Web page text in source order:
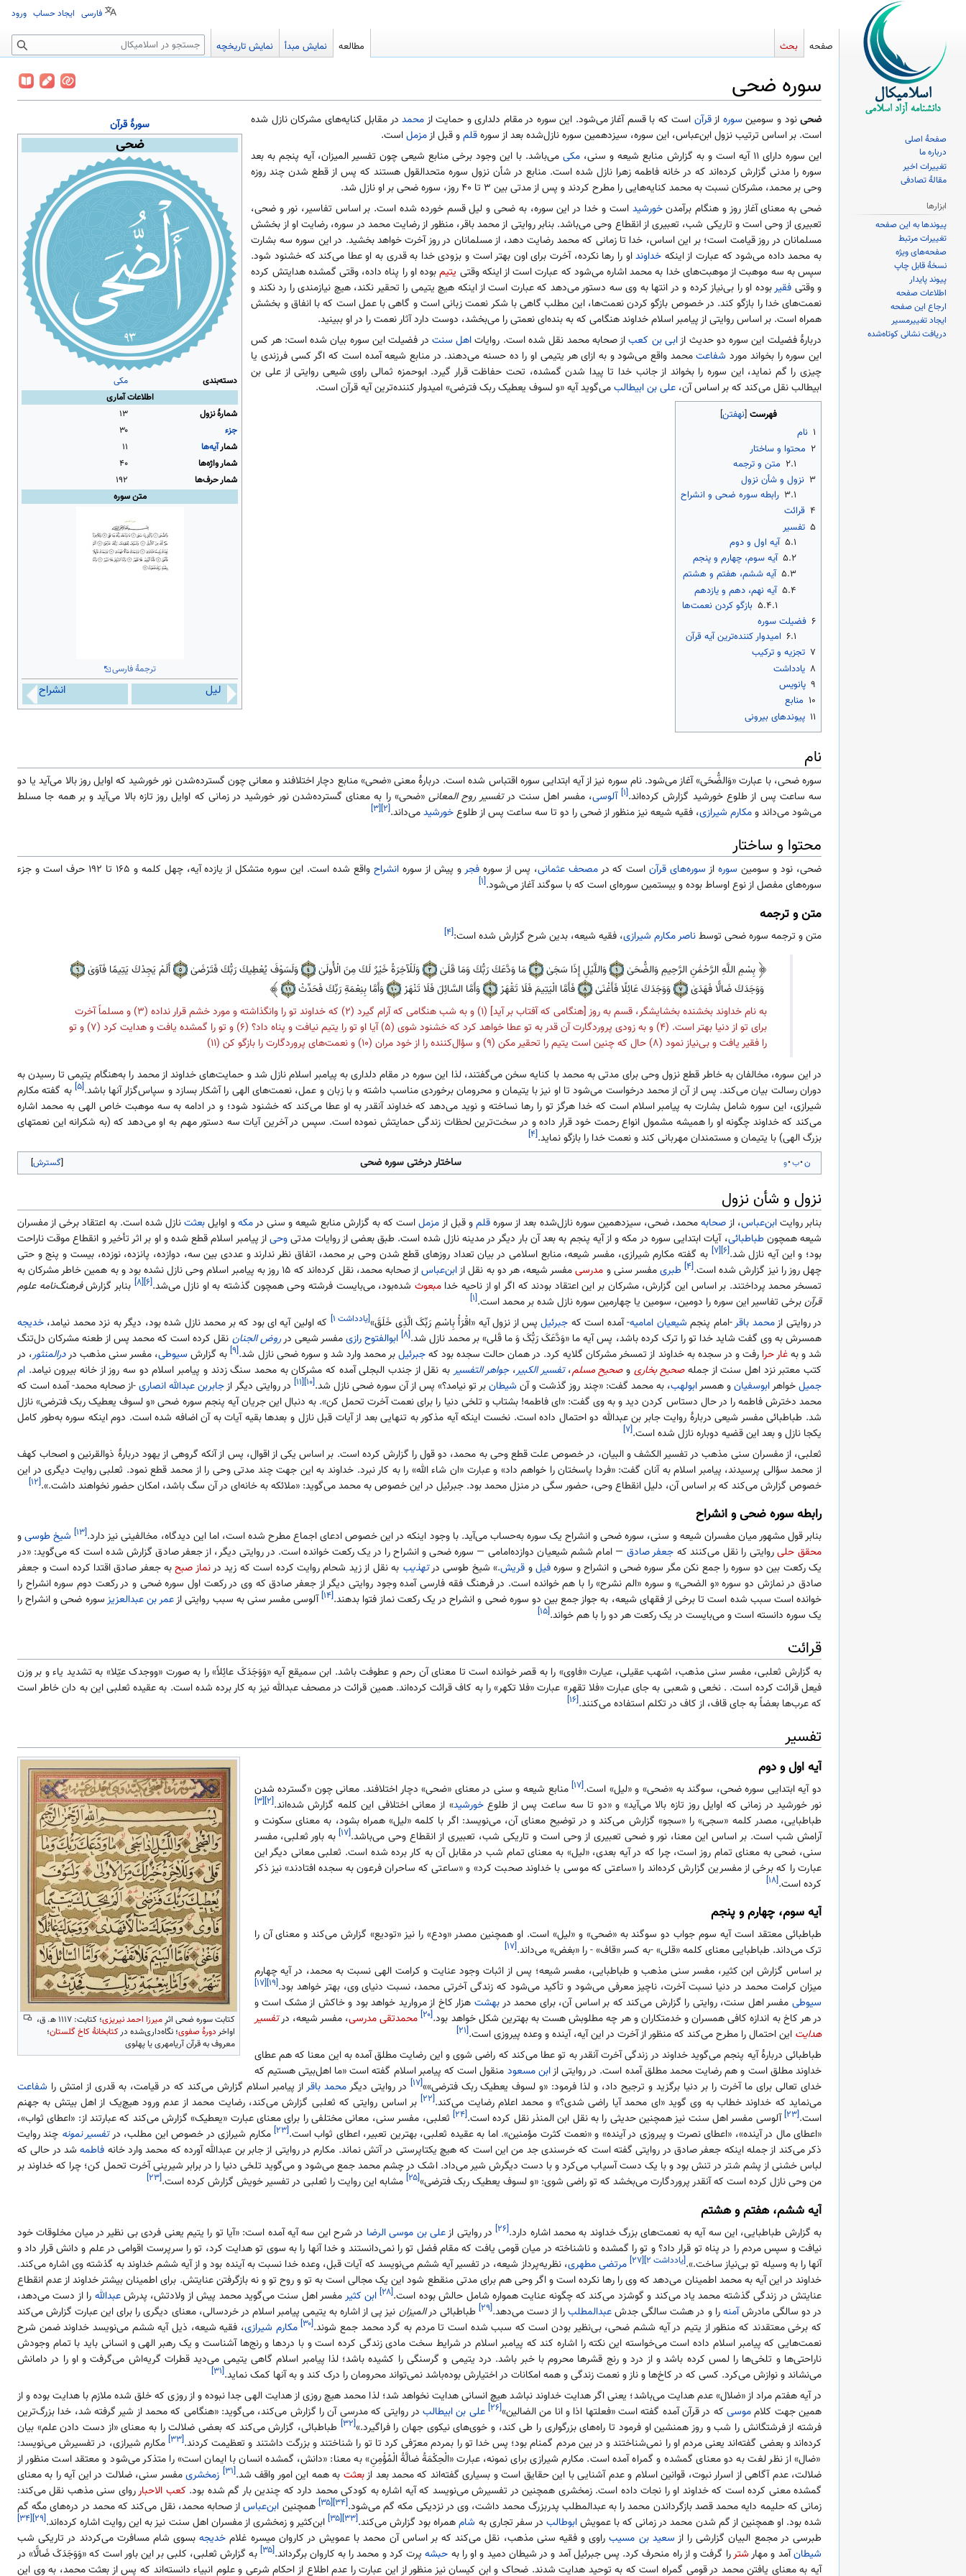
سوره ضحی
پرش
به
ناوبری
پرش
به
جستجو
سورهٔقرآن
ضحی
دسته‌بندی
مکی
اطلاعات آماری
شمارهٔ نزول
۱۳
جزء
۳۰
شمارآیه‌ها
۱۱
شمار واژه‌ها
۴۰
شمار حرف‌ها
۱۹۲
متن سوره
ترجمهٔ فارسی
لیل انشراح
ضحینود و سومین سوره ازقرآن است که با قسم آغاز می‌شود. این سوره در مقام دلداری و حمایت ازمحمددر مقابل کنایه‌های مشرکان نازل شده
است. بر اساس ترتیب نزول ابن‌عباس، این سوره، سیزدهمین سوره نازل‌شده بعد از سورهقلمو قبل ازمزملاست.
این سوره دارای ۱۱ آیه است و به گزارش منابع شیعه و سنی،
مکیمی‌باشد. با این وجود برخی منابع شیعی چون تفسیر المیزان، آیه پنجم به بعد
سوره را مدنی گزارش کرده‌اند که در خانه فاطمه زهرا نازل شده است. منابع در شأن نزول سوره متحدالقول هستند که پس از قطع شدن چند روزه
وحی بر محمد، مشرکان نسبت به محمد کنایه‌هایی را مطرح کردند و پس از مدتی بین ۳ تا ۴۰ روز، سوره ضحی بر او نازل شد.
ضحی به معنای آغاز روز و هنگام برآمدنخورشید است و خدا در این سوره، به ضحی و لیل قسم خورده شده است. بر اساس تفاسیر، نور و ضحی،
تعبیری از وحی است و تاریکی شب، تعبیری از انقطاع وحی می‌باشد. بنابر روایتی از محمد باقر، منظور از رضایت محمد در سوره، رضایت او از بخشش
مسلمانان در روز قیامت است؛ بر این اساس، خدا تا زمانی که محمد رضایت دهد، از مسلمانان در روز آخرت خواهد بخشید. در این سوره سه بشارت
به محمد داده می‌شود که عبارت از اینکه خداونداو را رها نکرده، آخرت برای اون بهتر است و بزودی خدا به قدری به او عطا می‌کند که خشنود شود.
سپس به سه موهبت از موهبت‌های خدا به محمد اشاره می‌شود که عبارت است از اینکه وقتی یتیمبوده او را پناه داده، وقتی گمشده هدایتش کرده
و وقتی فقیربوده او را بی‌نیاز کرده و در انتها به وی سه دستور می‌دهد که عبارت است از اینکه هیچ یتیمی را تحقیر نکند، هیچ نیازمندی را رد نکند و
نعمت‌های خدا را بازگو کند. در خصوص بازگو کردن نعمت‌ها، این مطلب گاهی با شکر نعمت زبانی است و گاهی با عمل است که با انفاق و بخشش
همراه است. بر اساس روایتی از پیامبر اسلام خداوند هنگامی که به بنده‌ای نعمتی را می‌بخشد، دوست دارد آثار نعمت را در او ببینید.
دربارهٔ فضیلت این سوره دو حدیث ازابی بن کعباز صحابه محمد نقل شده است. روایاتاهل سنت در فضیلت این سوره بیان شده است: هر کس
این سوره را بخواند مورد شفاعتمحمد واقع می‌شود و به ازای هر یتیمی او را ده حسنه می‌دهند. در منابع شیعه آمده است که اگر کسی فرزندی یا
چیزی را گم نماید، این سوره را بخواند از جانب خدا تا پیدا شدن گمشده، تحت حفاظت قرار گیرد. ابوحمزه ثمالی راوی شیعی روایتی از علی بن
ابیطالب نقل می‌کند که بر اساس آن، علی بن ابیطالبمی‌گوید آیه «و لسوف یعطیک ربک فترضی» امیدوار کننده‌ترین آیه قرآن است.
فهرست
۱ نام
۲ محتوا و ساختار
۲.۱ متن و ترجمه
۳ نزول و شأن نزول
۳.۱ رابطه سوره ضحی و انشراح
۴ قرائت
۵ تفسیر
۵.۱ آیه اول و دوم
۵.۲ آیه سوم، چهارم و پنجم
۵.۳ آیه ششم، هفتم و هشتم
۵.۴ آیه نهم، دهم و یازدهم
۵.۴.۱ بازگو کردن نعمت‌ها
۶ فضیلت سوره
۶.۱ امیدوار کننده‌ترین آیه قرآن
۷ تجزیه و ترکیب
۸ یادداشت
۹ پانویس
۱۰ منابع
۱۱ پیوندهای بیرونی
نام
سوره ضحی، با عبارت «وَالضُّحَی» آغاز می‌شود. نام سوره نیز از آیه ابتدایی سوره اقتباس شده است. دربارهٔ معنی «ضحی» منابع دچار اختلافند و معانی چون گسترده‌شدن نور خورشید که اوایل روز بالا می‌آید یا دو
سه ساعت پس از طلوع خورشید گزارش کرده‌اند.[۱] آلوسی، مفسر اهل سنت درتفسیر روح المعانی«ضحی» را به معنای گسترده‌شدن نور خورشید در زمانی که اوایل روز تازه بالا می‌آید و بر همه جا مسلط
می‌شود می‌داند ومکارم شیرازی، فقیه شیعه نیز منظور از ضحی را دو تا سه ساعت پس از طلوعخورشیدمی‌داند.[۲] [۳]
محتوا و ساختار
ضحی، نود و سومین سورهاز سوره‌های قرآناست که درمصحف عثمانی، پس از سورهفجرو پیش از سوره انشراح
واقع شده است. این سوره متشکل از یازده آیه، چهل کلمه و ۱۶۵ تا ۱۹۲ حرف است و جزء
سوره‌های مفصل از نوع اوساط بوده و بیستمین سوره‌ای است که با سوگند آغاز می‌شود.[۱]
متن و ترجمه
متن و ترجمه سوره ضحی توسطناصر مکارم شیرازی، فقیه شیعه، بدین شرح گزارش شده است:[۴]
بِسْمِ اللَّهِ الرَّحْمَٰنِ الرَّحِيمِ وَالضُّحَىٰ وَاللَّيْلِ إِذَا سَجَىٰ مَا وَدَّعَكَ رَبُّكَ وَمَا قَلَىٰ وَلَلْآخِرَةُ خَيْرٌ لَكَ مِنَ الْأُولَىٰ وَلَسَوْفَ يُعْطِيكَ رَبُّكَ فَتَرْضَىٰ
أَلَمْ يَجِدْكَ يَتِيمًا فَآوَىٰ
وَوَجَدَكَ ضَالًّا فَهَدَىٰ
وَوَجَدَكَ عَائِلًا فَأَغْنَىٰ فَأَمَّا الْيَتِيمَ فَلَا تَقْهَرْ وَأَمَّا السَّائِلَ فَلَا تَنْهَرْ
وَأَمَّا بِنِعْمَةِ رَبِّكَ فَحَدِّثْ
به نام خداوند بخشنده بخشایشگر، قسم به روز [هنگامی که آفتاب بر آید] (۱) و به شب هنگامی که آرام گیرد (۲) که خداوند تو را وانگذاشته و مورد خشم قرار نداده (۳) و مسلماً آخرت
برای تو از دنیا بهتر است. (۴) و به زودی پروردگارت آن قدر به تو عطا خواهد کرد که خشنود شوی (۵) آیا او تو را یتیم نیافت و پناه داد؟ (۶) و تو را گمشده یافت و هدایت کرد (۷) و تو
را فقیر یافت و بی‌نیاز نمود (۸) حال که چنین است یتیم را تحقیر مکن (۹) و سؤال‌کننده را از خود مران (۱۰) و نعمت‌های پروردگارت را بازگو کن (۱۱)
در این سوره، مخالفان به خاطر قطع نزول وحی برای مدتی به محمد با کنایه سخن می‌گفتند، لذا این سوره در مقام دلداری به پیامبر اسلام نازل شد و حمایت‌های خداوند از محمد را به‌هنگام یتیمی تا رسیدن به
دوران رسالت بیان می‌کند. پس از آن از محمد درخواست می‌شود تا او نیز با یتیمان و محرومان برخوردی مناسب داشته و با زبان و عمل، نعمت‌های الهی را آشکار بسازد و سپاس‌گزار آنها باشد.[۵]
به گفته مکارم
شیرازی، این سوره شامل بشارت به پیامبر اسلام است که خدا هرگز تو را رها نساخته و نوید می‌دهد که خداوند آنقدر به او عطا می‌کند که خشنود شود؛ و در ادامه به سه موهبت خاص الهی به محمد اشاره
می‌کند که خداوند چگونه او را همیشه مشمول انواع رحمت خود قرار داده و در سخت‌ترین لحظات زندگی حمایتش نموده است. سپس در آخرین آیات سه دستور مهم به او می‌دهد که (به شکرانه این نعمتهای
بزرگ الهی) با یتیمان و مستمندان مهربانی کند و نعمت خدا را بازگو نماید.[۴]
گسترش ن ب و ساختار درختی سوره ضحی
نزول و شأن نزول
بنابر روایتابن‌عباس، ازصحابهمحمد، ضحی، سیزدهمین سوره نازل‌شده بعد از سورهقلمو قبل ازمزملاست که به گزارش منابع شیعه و سنی درمکهو اوایلبعثتنازل شده است. به اعتقاد برخی از مفسران
شیعه همچونطباطبائی، آیات ابتدایی سوره در مکه و از آیه پنجم به بعد آن بار دیگر در مدینه نازل شده است. طبق بعضی از روایات مدتیوحیاز پیامبر اسلام قطع شده و او بر اثر تأخیر و انقطاع موقت ناراحت
بود؛ و این آیه نازل شد.[۶] [۷]
به گفته مکارم شیرازی، مفسر شیعه، منابع اسلامی در بیان تعداد روزهای قطع شدن وحی بر محمد، اتفاق نظر ندارند و عددی بین سه، دوازده، پانزده، نوزده، بیست و پنج و حتی
چهل روز را نیز گزارش شده است.[۴] طبریمفسر سنی و مدرسیمفسر شیعه، هر دو به نقل ازابن‌عباس
از صحابه محمد، نقل کرده‌اند که ۱۵ روز به پیامبر اسلام وحی نازل نشده بود و به همین خاطر مشرکان به
تمسخر محمد پرداختند. بر اساس این گزارش، مشرکان بر این اعتقاد بودند که اگر او از ناحیه خدامبعوث شده‌بود، می‌بایست فرشته وحی همچون گذشته به او نازل می‌شد.[۶] [۸] بنابر گزارشفرهنگ‌نامه علوم
قرآنبرخی تفاسیر این سوره را دومین، سومین یا چهارمین سوره نازل شده بر محمد است.[۱]
در روایتی ازمحمد باقر-امام پنجم شیعیان امامیه- آمده است که جبرئیلپس از نزول آیه «اقْرَأْ بِاسْمِ رَبِّکَ الَّذِی خَلَقَ»[یادداشت ۱] که اولین آیه ای بود که بر محمد نازل شده بود، دیگر به نزد محمد نیامد، خدیجه
همسرش به وی گفت شاید خدا تو را ترک کرده باشد، پس آیه ما «وَدَّعَکَ رَبُّکَ وَ ما قَلی» بر محمد نازل شد.[۸] ابوالفتوح رازیمفسر شیعی درروض الجنان نقل کرده است که محمد پس از طعنه مشرکان دل‌تنگ
شد و بهغار حرا رفت و در سجده به خداوند از تمسخر مشرکان گلایه کرد. در همان حالت سجده بود کهجبرئیلبر محمد وارد شد و سوره ضحی نازل شد.[۹] به گزارش سیوطی، مفسر سنی مذهب دردرالمنثور، در
کتب معتبر نزد اهل سنت از جملهصحیح بخاری وصحیح مسلم،تفسیر الکبیر،جواهر التفسیربه نقل از جندب البجلی آمده که مشرکان به محمد سنگ زدند و پیامبر اسلام دو سه روز از خانه بیرون نیامد. ام
جمیلخواهرابوسفیانو همسرابولهب، به محمد گفت: «چند روز گذشت و آن شیطانبر تو نیامد؟» پس از آن سوره ضحی نازل شد.[۱۰] [۱۱] در روایتی دیگر ازجابربن عبدالله انصاری-از صحابه محمد- آمده است که
محمد دخترش فاطمه را در حال دستاس کردن دید و به وی گفت: «ای فاطمه! بشتاب و تلخی دنیا را برای نعمت آخرت تحمل کن». به دنبال این جریان آیه پنجم سوره ضحی «و لسوف یعطیک ربک فترضی» نازل
شد. طباطبائی مفسر شیعی دربارهٔ روایت جابر بن عبدالله دو احتمال داده است. نخست اینکه آیه مذکور به تنهایی بعد از آیات قبل نازل و بعدها بقیه آیات به آن اضافه شده است. دوم اینکه سوره به‌طور کامل
یکجا نازل و بعد این قضیه دوباره نازل شده است.[۷]
ثعلبی، از مفسران سنی مذهب در تفسیر الکشف و البیان، در خصوص علت قطع وحی به محمد، دو قول را گزارش کرده است. بر اساس یکی از اقوال، پس از آنکه گروهی از یهود دربارهٔ ذوالقرنین و اصحاب کهف
از محمد سؤالی پرسیدند، پیامبر اسلام به آنان گفت: «فردا پاسختان را خواهم داد» و عبارت «ان شاء الله» را به کار نبرد. خداوند به این جهت چند مدتی وحی را از محمد قطع نمود. ثعلبی روایت دیگری در این
خصوص گزارش می‌کند که بر اساس آن، دلیل انقطاع وحی، حضور سگی در منزل محمد بود. جبرئیل در این خصوص به محمد می‌گوید: «ملائکه به خانه‌ای در آن سگ باشد، امکان حضور نخواهند داشت.».[۱۲]
رابطه سوره ضحی و انشراح
بنابر قول مشهور میان مفسران شیعه و سنی، سوره ضحی و انشراح یک سوره به‌حساب می‌آید. با وجود اینکه در این خصوص ادعای اجماع مطرح شده است، اما این دیدگاه، مخالفینی نیز دارد.[۱۳] شیخ طوسیو
محقق حلیروایتی را نقل می‌کنند که جعفر صادق — امام ششم شیعیان دوازده‌امامی — سوره ضحی و انشراح را در یک رکعت خوانده است. در روایتی دیگر، از جعفر صادق گزارش شده است که می‌گوید: «در
یک رکعت بین دو سوره را جمع نکن مگر سوره ضحی و انشراح و سورهفیلو قریش.» شیخ طوسی درتهذیب به نقل از زید شحام روایت کرده است که زید درنماز صبحبه جعفر صادق اقتدا کرده است و جعفر
صادق در نمازش دو سوره «و الضحی» و سوره «الم نشرح» را با هم خوانده است. در فرهنگ فقه فارسی آمده وجود روایتی دیگر از جعفر صادق که وی در رکعت اول سوره ضحی و در رکعت دوم سوره انشراح را
خوانده است سبب شده است تا برخی از فقهای شیعه، به جواز جمع بین دو سوره ضحی و انشراح در یک رکعت نماز فتوا بدهند.[۱۴] آلوسی مفسر سنی به سبب روایتی ازعمر بن عبدالعزیزسوره ضحی و انشراح را
یک سوره دانسته است و می‌بایست در یک رکعت هر دو را با هم خواند.[۱۵]
قرائت
به گزارش ثعلبی، مفسر سنی مذهب، اشهب عقیلی، عیارت «فاوی» را به قصر خوانده است تا معنای آن رحم و عطوفت باشد. ابن سمیقع آیه «وَوَجَدَکَ عائِلاً» را به صورت «ووجدک عیّلا» به تشدید یاء و بر وزن
فیعل قرائت کرده است. . نخعی و شعبی به جای عبارت «فلا تقهر» عبارت «فلا تکهر» را به کاف قرائت کرده‌اند. همین قرائت در مصحف عبدالله نیز به کار برده شده است. به عقیده ثعلبی این به دان خاطر است
که عرب‌ها بعضاً به جای قاف، از کاف در تکلم استفاده می‌کنند.[۱۶]
تفسیر
کتابت سوره ضحی اثرِمیرزا احمد نیریزی
؛ کتابت: ۱۱۱۷ ه‍. ق،
اواخردورهٔ صفوی؛ نگاه‌داری‌شده درکتابخانهٔ کاخ گلستان؛
معروف به قرآن آریامهری یا پهلوی
آیه اول و دوم
دو آیه ابتدایی سوره ضحی، سوگند به «ضحی» و «لیل» است.[۱۷]
منابع شیعه و سنی در معنای «ضحی» دچار اختلافند. معانی چون «گسترده شدن
نور خورشید در زمانی که اوایل روز تازه بالا می‌آید» و «دو تا سه ساعت پس از طلوعخورشید» از معانی اختلافی این کلمه گزارش شده‌اند.[۲] [۳]
طباطبایی، مصدر کلمه «سجی» را «سجو» گزارش می‌کند و در توضیح معنای آن، می‌نویسد: اگر با کلمه «لیل» همراه بشود، به معنای سکونت و
آرامش شب است. بر اساس این معنا، نور و ضحی تعبیری از وحی است و تاریکی شب، تعبیری از انقطاع وحی می‌باشد.[۱۷]
به باور ثعلبی، مفسر
سنی، ضحی به معنای تمام روز است، چرا که در آیه بعدی، «لیل» به معنای تمام شب در مقابل آن به کار برده شده است. ثعلبی معانی دیگر این
عبارت را که برخی از مفسرین گزارش کرده‌اند را «ساعتی که موسی با خداوند صحبت کرد» و «ساعتی که ساحران فرعون به سجده افتادند» نیز ذکر
کرده است.[۱۸]
آیه سوم، چهارم و پنجم
طباطبائی معتقد است آیه سوم جواب دو سوگند به «ضحی» و «لیل» است. او همچنین مصدر «ودع» را نیز «تودیع» گزارش می‌کند و معنای آن را
ترک می‌داند. طباطبایی معنای کلمه «قلی» -به کسر «قاف» - را «بغض» می‌داند.[۱۷]
بر اساس گزارش ابن کثیر، مفسر سنی مذهب و طباطبایی، مفسر شیعه؛ پس از اثبات وجود عنایت و کرامت الهی نسبت به محمد، در آیه چهارم
میزان کرامت محمد در دنیا نسبت آخرت، ناچیز معرفی می‌شود و تأکید می‌شود که زندگی آخرتی محمد، نسبت دنیای وی، بهتر خواهد بود.[۱۹] [۱۷]
سیوطیمفسر اهل سنت، روایتی را گزارش می‌کند که بر اساس آن، برای محمد دربهشت هزار کاخ از مروارید خواهد بود و خاکش از مشک است و
در هر کاخ به اندازه کافی همسران و خدمتکاران و هر چه مطلوبش هست به بهترین شکل خواهد بود.[۲۰] محمدتقی مدرسی، مفسر شیعه، درتفسیر
هدایت این احتمال را مطرح می‌کند که منظور از آخرت در این آیه، آینده و وعده پیروزی است.[۲۱]
طباطبائی دربارهٔ آیه پنجم می‌گوید خداوند در زندگی آخرت آنقدر به تو عطا می‌کند که راضی شوی و این رضایت مطلق آمده به این معنا که هم عطای
خداوند مطلق است و هم رضایت محمد مطلق آمده است. در روایتی ازابن مسعود منقول است که پیامبر اسلام گفته است «ما اهل‌بیتی هستیم که
خدای تعالی برای ما آخرت را بر دنیا برگزید و ترجیح داد، و لذا فرمود: «و لسوف یعطیک ربک فترضی»»[۱۷] در روایتی دیگرمحمد باقراز پیامبر اسلام گزارش می‌کند که در قیامت، به قدری از امتش را شفاعت
می‌نماید که خداوند خطاب به وی گوید «ای محمد آیا راضی شدی؟» و محمد اعلام رضایت می‌کند.[۲۲]
بر اساس روایتی که ثعلبی گزارش می‌کند، رضایت محمد از عدم ورود هیچ‌یک از اهل بیتش به جهنم
است.[۲۳] آلوسی مفسر اهل سنت نیز همچنین حدیثی را به نقل ابن المنذر نقل کرده است.[۲۴]
ثعلبی، مفسر سنی، معانی مختلفی را برای معنای عبارت «یعطیک» گزارش می‌کند که عبارتند از: «اعطای ثواب»،
«اعطای مال در آینده»، «اعطای نصرت و پیروزی در آینده» و «نعمت کثرت مؤمنین». اما به عقیده ثعلبی، بهترین تعبیر، اعطای ثواب است.[۲۳] مکارم شیرازی در خصوص این مطلب، درتفسیر نمونه چند روایت
ذکر می‌کند از جمله اینکه جعفر صادق در روایتی گفته است که خرسندی جد من این است که هیچ یکتاپرستی در آتش نماند. مکارم در روایتی از جابر بن عبدالله آورده که محمد وارد خانه فاطمهشد در حالی که
لباس خشنی از پشم شتر در تنش بود و با یک دست آسیاب می‌کرد و با دست دیگرش شیر می‌داد. اشک در چشم محمد جمع می‌شود و می‌گوید تلخی دنیا را در برابر شیرینی آخرت تحمل کن؛ چرا که خداوند بر
من وحی نازل کرده است که آنقدر پروردگارت می‌بخشد که تو راضی شوی: «و لسوف یعطیک ربک فترضی»[۲۵] مشابه این روایت را ثعلبی در تفسیر خویش گزارش کرده است.[۲۳]
آیه ششم، هفتم و هشتم
به گزارش طباطبایی، این سه آیه به نعمت‌های بزرگ خداوند به محمد اشاره دارد.[۲۶] در روایتی ازعلی بن موسی الرضا در شرح این سه آیه آمده است: «آیا تو را یتیم یعنی فردی بی نظیر در میان مخلوقات خود
نیافت و سپس مردم را در پناه تو قرار داد؟ و تو را گمشده و ناشناخته در میان قومی یافت که مقام فضل تو را نمی‌دانستند و خدا آنها را به سوی تو هدایت کرد، تو را سرپرست اقوامی در علم و دانش قرار داد و
آنها را به وسیله تو بی‌نیاز ساخت.».[یادداشت ۲] [۲۷] مرتضی مطهری، نظریه‌پرداز شیعه، در تفسیر آیه ششم می‌نویسد که آیات قبل، وعده خدا نسبت به آینده بود و از آیه ششم خداوند به گذشته وی اشاره می‌کند.
خداوند در این آیه به محمد اطمینان می‌دهد که وی را رها نکرده است و اگر وحی هم برای مدتی منقطع شود این یک مجالی است به تو و روح تو و نه بازگرفتن عنایتش. برای اطمینان بیشتر خداوند از عدم انقطاع
عنایتش در زندگی گذشته محمد یاد می‌کند و گوشزد می‌کند که چگونه عنایت همواره شامل حالش بوده است.[۲۸] ابن کثیرمفسر اهل سنت می‌گوید محمد پیش از ولادتش، پدرشعبدالله را از دست می‌دهد،
در دو سالگی مادرشآمنهرا و در هشت سالگی جدشعبدالمطلبرا از دست می‌دهد.[۲۹] طباطبائی درالمیزان نیز پی از اشاره به یتیمی پیامبر اسلام در خردسالی، معنای دیگری را برای این عبارت گزارش می‌کند
که برخی معتقدند که منظور از یتیم در آیه ششم ضحی، بی‌نظیر بودن است که سبب شده است تا مردم به گرد محمد جمع شوند.[۳۰] مکارم شیرازی، فقیه شیعه، ذیل آیه ششم می‌نویسد خداوند ضمن شرح
نعمت‌هایی که پیامبر اسلام داده است می‌خواسته این نکته را اشاره کند که پیامبر اسلام در شرایط سخت مادی زندگی کرده است و با دردها و رنج‌ها آشناست و یک رهبر الهی و انسانی باید با تمام وجودش
ناراحتی‌ها و تلخی‌ها را لمس کرده باشد و از درد و رنج قشرها محروم با خبر باشد. درد یتیمی و گرسنگی را کشیده باشد؛ لذا پیامبر اسلام گاهی یتیمی می‌دید قطرات گریه‌اش می‌گرفت و او را در دامانش
می‌نشاند و نوازش می‌کرد. کسی که در کاخ‌ها و ناز و نعمت زندگی و همه امکانات در اختیارش بوده‌باشد نمی‌تواند محرومان را درک کند و به آنها کمک نماید.[۳۱]
در آیه هفتم مراد از «ضلال» عدم هدایت می‌باشد؛ یعنی اگر هدایت خداوند نباشد هیچ انسانی هدایت نخواهد شد؛ لذا محمد هیچ روزی از هدایت الهی جدا نبوده و از روزی که خلق شده ملازم با هدایت بوده و از
همین جهت کلامموسیکه در قرآن آمده گفته است «فعلتها اذا و انا من الضالین»[۲۶] علی بن ابیطالب در روایتی که مدرسی آن را گزارش می‌کند، می‌گوید: «هنگامی که محمد از شیر گرفته شد، خدا بزرگ‌ترین
فرشته از فرشتگانش را شب و روز همنشین او فرمود تا راه‌های بزرگواری را طی کند، و خوی‌های نیکوی جهان را فراگیرد.»[۳۲]
طباطبائی، گزارش می‌کند که بعضی ضلالت را به معنای «از دست دادن علم» بیان
کرده‌اند و بعضی گفته‌اند یعنی مردم او را نمی‌شناختند و در بین مردم گمنام بود؛ پس خدا تو را بمردم معرّفی کرد تا تو را شناختند و بزرگت داشتند و تعظیمت کردند.[۳۳]
مکارم شیرازی، در تفسیرش می‌نویسد:
«ضال» از نظر لغت به دو معنای گمشده و گمراه آمده است. مکارم شیرازی برای نمونه، عبارت «الْحِکْمَةُ ضالَّةُ الْمُؤْمِنِ» به معنا: «دانش، گمشده انسان با ایمان است» را متذکر می‌شود و معتقد است منظور از
ضلالت، عدم آگاهی از اسرار نبوت، قوانین اسلام و عدم آشنایی با این حقایق است و بسیاری گفته‌اند که محمد بعد ازبعثت به همه این امور واقف شد.[۳۱] زمخشریمفسر سنی، ضلالت در این آیه را به معنای
گمشده معنی کرده است که خداوند او را نجات داده است. زمخشری همچنین در تفسیرش می‌نویسد که آیه اشاره به کودکی محمد دارد که چندین بار گم شده بود. کعب الاحبارروای سنی مذهب نقل می‌کند:
زمانی که حلیمه دایه محمد قصد بازگرداندن محمد را به عبدالمطلب پدربزرگ محمد داشت، وی در نزدیکی مکه گم می‌شود.[۳۴] [۳۵] همچنین ابن‌عباساز صحابه محمد، نقل می‌کند که محمد در دره‌های مگه گم
شده بود. او همچنین از گم شدن محمد در زمانی که با عمویشابوطالب در سفر تجاری به شامهمراه بود گزارش می‌کند.[۳۳] [۳۵] ابن‌کثیر و زمخشری از مفسران اهل سنت نیز به این روایت اشاره کرده‌اند.[۲۹] [۳۴]
طبرسی در مجمع البیان گزارشی را از سعید بن مسیبراوی و فقیه سنی مذهب، نقل می‌کند که بر اساس آن محمد با عمویش در کاروان میسره غلام خدیجهبسوی شام مسافرت می‌کردند در تاریکی شب
شیطانآمد و مهارشتررا گرفت و از راه منحرف کرد. پس جبرئیل آمد و در شیطان دمید و او را به حبشهپرت کرد و محمد را به کاروان برگرداند.[۳۵]
به گزارش ثعلبی، کلبی بر این باور است که «وَوَجَدَکَ ضَالًّا» در
آیه به معنای یافتن محمد در قومی گمراه است که به توحید هدایت شدند. ضحاک و ابن کیسان نیز منظور از این عبارت را عدم اطلاع از احکام شرعی و علوم انبیاء دانسته‌اند که پس از بعثت محمد، به وی این
فارسی ایجاد حساب ورود
صفحه بحث مطالعه نمایش مبدأ نمایش تاریخچه جستجو
صفحهٔ اصلی
درباره ما
تغییرات اخیر
مقالهٔ تصادفی
ابزارها
پیوندها به این صفحه
تغییرات مرتبط
صفحه‌های ویژه
نسخهٔ قابل چاپ
پیوند پایدار
اطلاعات صفحه
ارجاع این صفحه
ایجاد تغییرمسیر
دریافت نشانی کوتاه‌شده